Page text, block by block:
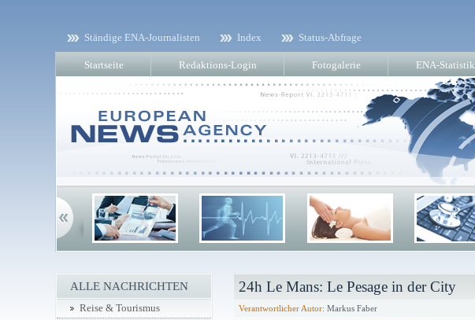
Ständige ENA-Journalisten Index Status-Abfrage
Startseite Redaktions-Login Fotogalerie ENA-Statistik
24h Le Mans: Le Pesage in der City
Verantwortlicher Autor: Markus Faber
ALLE NACHRICHTEN
Reise & Tourismus